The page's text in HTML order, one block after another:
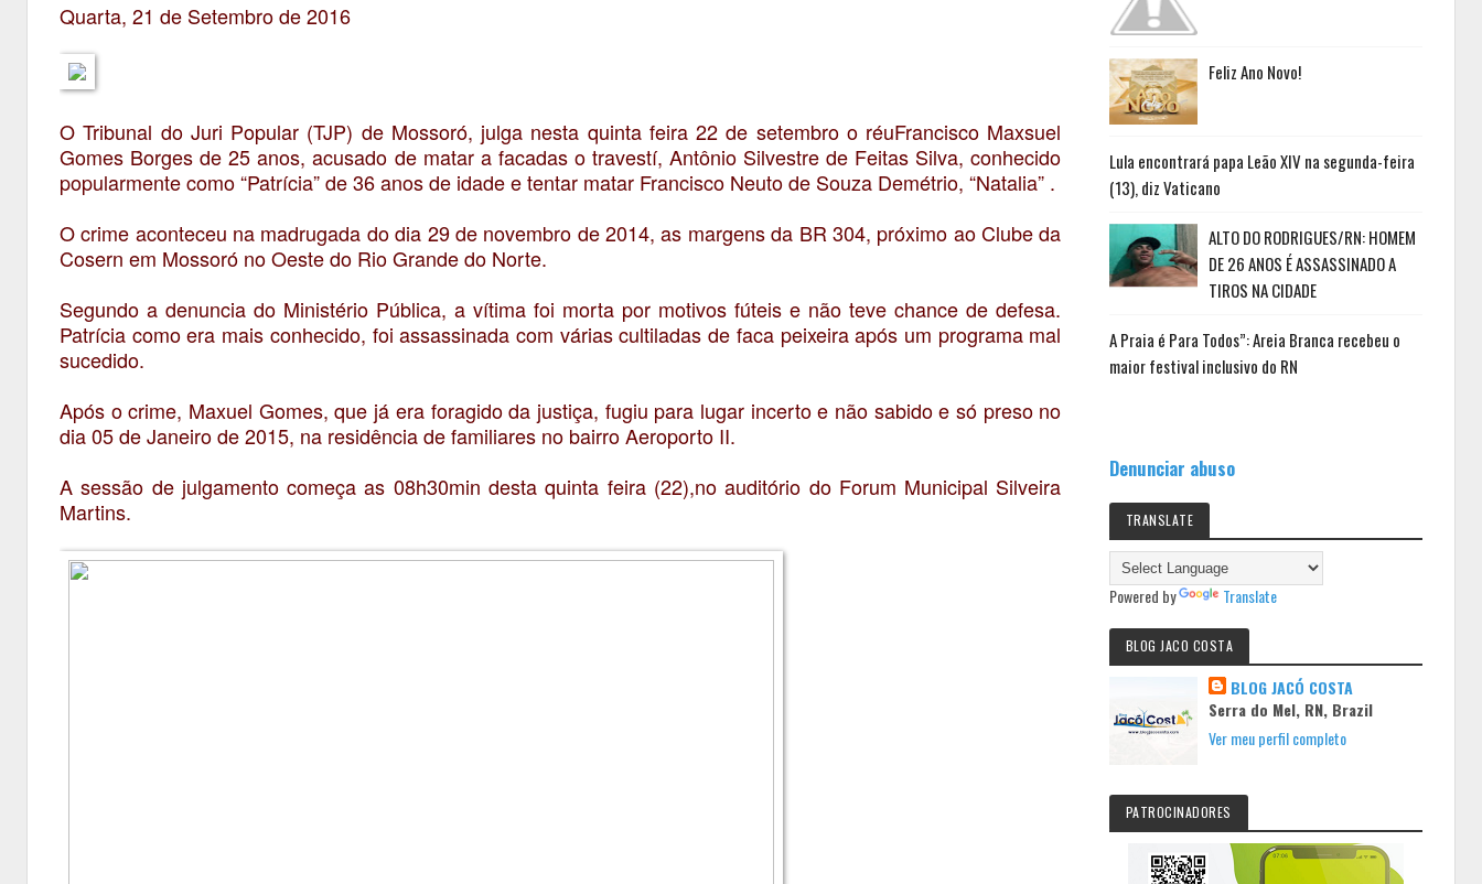
Quarta, 21 de Setembro de 2016
O Tribunal do Juri Popular (TJP) de Mossoró, julga nesta quinta feira 22 de setembro o réuFrancisco Maxsuel
Gomes Borges de 25 anos, acusado de matar a facadas o travestí, Antônio Silvestre de Feitas Silva, conhecido
popularmente como “Patrícia” de 36 anos de idade e tentar matar Francisco Neuto de Souza Demétrio, “Natalia” .
O crime aconteceu na madrugada do dia 29 de novembro de 2014, as margens da BR 304, próximo ao Clube da
Cosern em Mossoró no Oeste do Rio Grande do Norte.
Segundo a denuncia do Ministério Pública, a vítima foi morta por motivos fúteis e não teve chance de defesa.
Patrícia como era mais conhecido, foi assassinada com várias cultiladas de faca peixeira após um programa mal
sucedido.
Após o crime, Maxuel Gomes, que já era foragido da justiça, fugiu para lugar incerto e não sabido e só preso no
dia 05 de Janeiro de 2015, na residência de familiares no bairro Aeroporto II.
A sessão de julgamento começa as 08h30min desta quinta feira (22),no auditório do Forum Municipal Silveira
Martins.
Feliz Ano Novo!
Lula encontrará papa Leão XIV na segunda-feira
(13), diz Vaticano
ALTO DO RODRIGUES/RN: HOMEM
DE 26 ANOS É ASSASSINADO A
TIROS NA CIDADE
A Praia é Para Todos”: Areia Branca recebeu o
maior festival inclusivo do RN
Denunciar abuso
TRANSLATE
Powered by Translate
BLOG JACO COSTA
BLOG JACÓ COSTA
Serra do Mel, RN, Brazil
Ver meu perfil completo
PATROCINADORES